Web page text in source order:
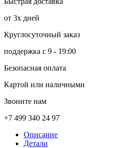
от 3х дней
Круглосуточный заказ
поддержка с 9 - 19:00
Безопасная оплата
Картой или наличными
Звоните нам
+7 499 340 24 97
Описание
Детали